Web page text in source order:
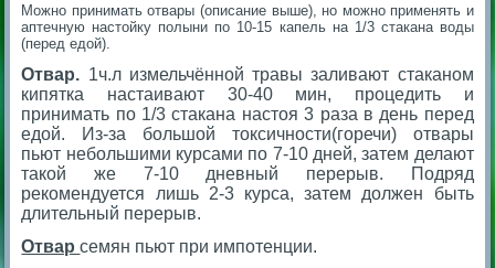
Можно принимать отвары (описание выше), но можно применять и
аптечную настойку полыни по 10-15 капель на 1/3 стакана воды
(перед едой).
Отвар. 1ч.л измельчённой травы заливают стаканом
кипятка настаивают 30-40 мин, процедить и
принимать по 1/3 стакана настоя 3 раза в день перед
едой. Из-за большой токсичности(горечи) отвары
пьют небольшими курсами по 7-10 дней, затем делают
такой же 7-10 дневный перерыв. Подряд
рекомендуется лишь 2-3 курса, затем должен быть
длительный перерыв.
Отварсемян пьют при импотенции.